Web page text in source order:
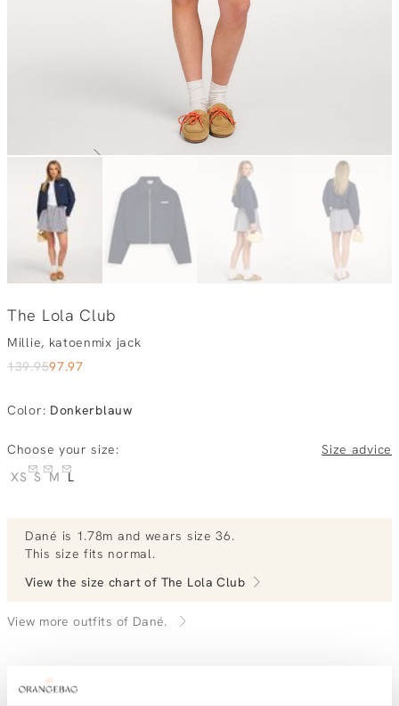
The Lola Club
Millie, katoenmix jack
139.9597.97
Color: Donkerblauw
Choose your size:
Size advice
XS S M L
Dané is 1.78m and wears size 36.
This size fits normal .
View the size chart of The Lola Club
View more outfits of Dané.
Order by, tuesday delivered tomorrow